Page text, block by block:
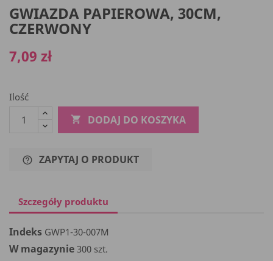
GWIAZDA PAPIEROWA, 30CM,
CZERWONY
7,09 zł
Ilość
 DODAJ DO KOSZYKA
help_outline ZAPYTAJ O PRODUKT
Szczegóły produktu
Indeks GWP1-30-007M
W magazynie 300 szt.